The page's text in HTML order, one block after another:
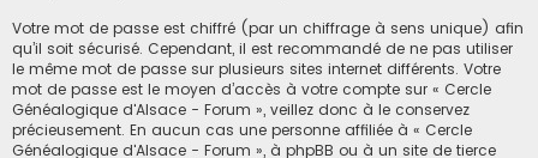
Votre mot de passe est chiffré (par un chiffrage à sens unique) afin
qu’il soit sécurisé. Cependant, il est recommandé de ne pas utiliser
le même mot de passe sur plusieurs sites internet différents. Votre
mot de passe est le moyen d’accès à votre compte sur « Cercle
Généalogique d'Alsace - Forum », veillez donc à le conservez
précieusement. En aucun cas une personne affiliée à « Cercle
Généalogique d'Alsace - Forum », à phpBB ou à un site de tierce